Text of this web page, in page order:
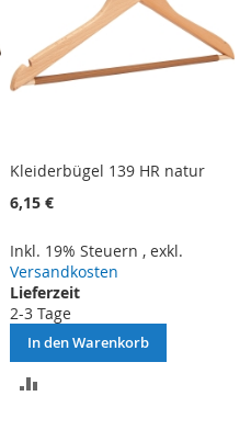
Kleiderbügel 139 HR natur
6,15 €
Inkl. 19% Steuern ,exkl.
Versandkosten
Lieferzeit
2-3 Tage
In den Warenkorb